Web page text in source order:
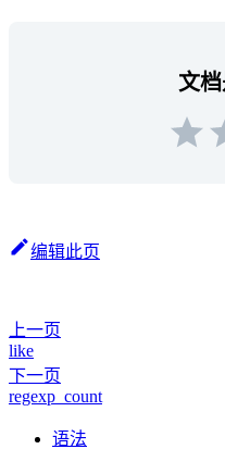
文档
编辑此页
上一页
like
下一页
regexp_count
语法